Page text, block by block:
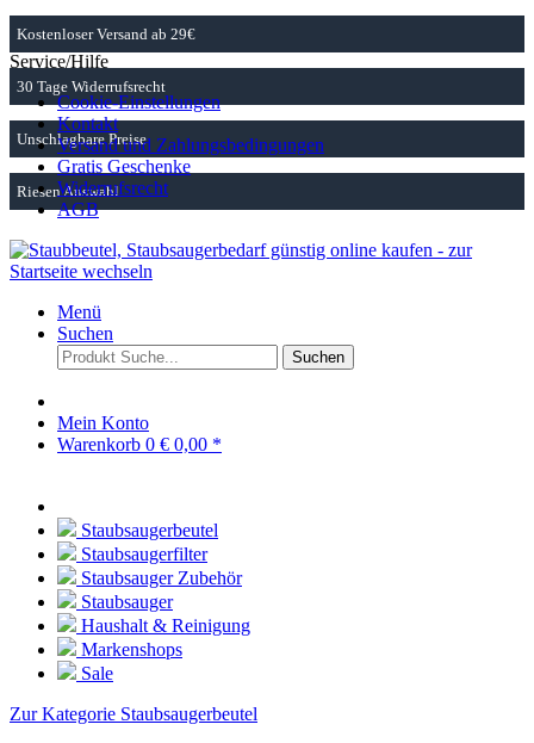
Kostenloser Versand ab 29€
30 Tage Widerrufsrecht
Unschlagbare Preise
Riesen Auswahl
Service/Hilfe
Cookie-Einstellungen
Kontakt
Versand und Zahlungsbedingungen
Gratis Geschenke
Widerrufsrecht
AGB
Menü
Suchen
Suchen
Mein Konto
Warenkorb 0 € 0,00 *
Staubsaugerbeutel
Staubsaugerfilter
Staubsauger Zubehör
Staubsauger
Haushalt & Reinigung
Markenshops
Sale
Zur Kategorie Staubsaugerbeutel